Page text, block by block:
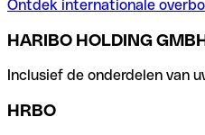
Ontdek internationale
HARIBO HOLDING
Inclusief de onderdelen van
HRBO